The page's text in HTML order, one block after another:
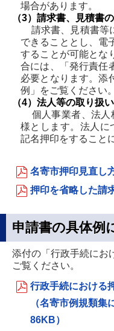
場合があります。
（3）請求書、見積書
請求書、見積書等に
できることとし、電
することが可能とな
合には、「発行責任
必要となります。添
例」をご覧ください。
（4）法人等の取り扱
個人事業者、法人
様とします。法人に
記名押印をすること
名寄市押印見直し
押印を省略した請
申請書の具体例
添付の「行政手続にお
ご覧ください。
行政手続における
（名寄市例規類
86KB）